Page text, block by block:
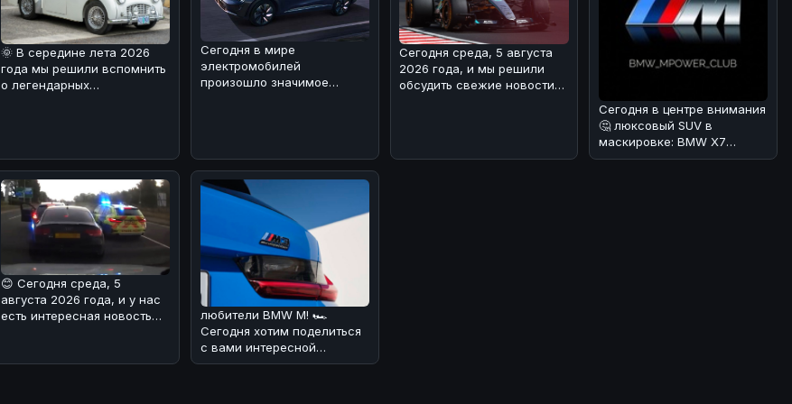
🌞 В середине лета 2026
года мы решили вспомнить
о легендарных
Сегодня в мире
электромобилей
произошло значимое
Сегодня среда, 5 августа
2026 года, и мы решили
обсудить свежие новости
Сегодня в центре внимания
🤔 люксовый SUV в
маскировке: BMW X7
Individual в Urban Green
😊 Сегодня среда, 5
августа 2026 года, и у нас
есть интересная новость
любители BMW M! 🏎
Сегодня хотим поделиться
с вами интересной
новостью: следующее